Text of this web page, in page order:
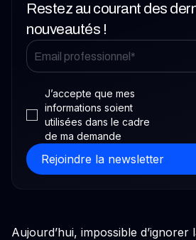
Restez au courant des
nouveautés !
J’accepte que mes
informations soient
utilisées dans le cadre
de ma demande
Aujourd’hui, impossible d’ignorer